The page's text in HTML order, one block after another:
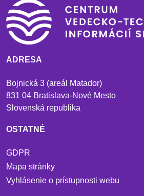
ADRESA
Bojnická 3 (areál Matador)
831 04 Bratislava-Nové Mesto
Slovenská republika
OSTATNÉ
GDPR
Mapa stránky
Vyhlásenie o prístupnosti webu